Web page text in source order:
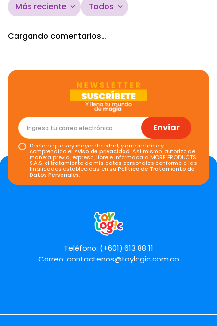
Califica el producto de 1 a 5 estrellas
★★
Dirección de email
Enviar comentario
Más reciente Todos
Cargando comentarios…
Envíar
Declaro que soy mayor de edad, y que he leído y
comprendido elAviso de privacidad. Así mismo, autorizo de
manera previa, expresa, libre e informada a MORE PRODUCTS
S.A.S. el tratamiento de mis datos personales conforme a las
finalidades establecidas en suPolítica de Tratamiento de
Datos Personales.
Teléfono: (+601) 613 88 11
Correo: contactenos@toylogic.com.co